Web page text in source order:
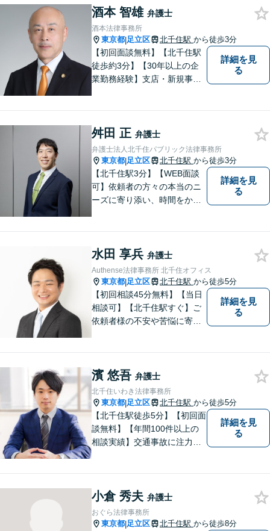
を目指しています。まずはお
気軽にご相談ください【丁寧
なヒアリング】【完全個室で
相談】
酒本 智雄 弁護士
酒本法律事務所
東京都|足立区 北千住駅 から徒歩3分
【初回面談無料】【北千住駅
徒歩約3分】【30年以上の企
業勤務経験】支店・新規事業
に関する社内ルール整備を丁
寧に支援します。
詳細を見
る
舛田 正 弁護士
弁護士法人北千住パブリック法律事務所
東京都|足立区 北千住駅 から徒歩3分
【北千住駅3分】【WEB面談
可】依頼者の方々の本当のニ
ーズに寄り添い、時間をかけ
解決を見つけ出すことを目指
します。
詳細を見
る
水田 享兵 弁護士
Authense法律事務所 北千住オフィス
東京都|足立区 北千住駅 から徒歩5分
【初回相談45分無料】【当日
相談可】【北千住駅すぐ】ご
依頼者様の不安や苦悩に寄り
題解決後の人生も見据えてサ
ポートします。
詳細を見
る
濱 悠吾 弁護士
北千住いわき法律事務所
東京都|足立区 北千住駅 から徒歩5分
【北千住駅徒歩5分】【初回面
談無料】【年間100件以上の
相談実績】交通事故に注力し
間／休日対応可能】新たな生
活へと導けるよう、尽力しま
す。
詳細を見
る
小倉 秀夫 弁護士
おぐら法律事務所
東京都|足立区 北千住駅 から徒歩8分